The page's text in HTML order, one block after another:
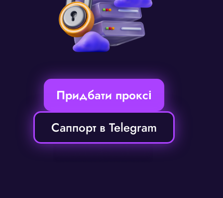
Придбати проксі
Саппорт в Telegram